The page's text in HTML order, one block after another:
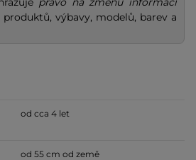
výbavy, modelů, barev a
od cca 4 let
od 55 cm od země